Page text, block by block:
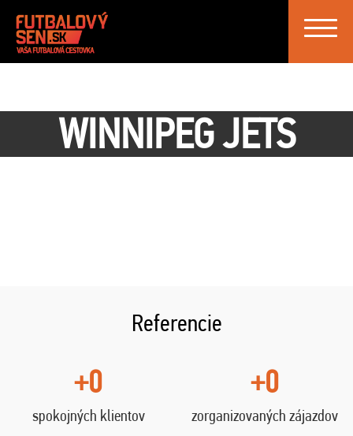
Toggle
WINNIPEG JETS
Referencie
+0
spokojných klientov
+0
zorganizovaných zájazdov